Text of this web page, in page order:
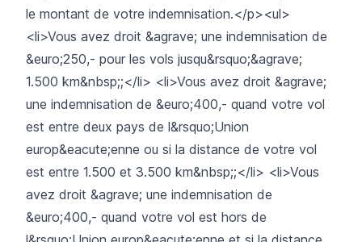
le montant de votre indemnisation.</p><ul>
<li>Vous avez droit &agrave; une indemnisation de
&euro;250,- pour les vols jusqu&rsquo;&agrave;
1.500 km&nbsp;;</li> <li>Vous avez droit &agrave;
une indemnisation de &euro;400,- quand votre vol
est entre deux pays de l&rsquo;Union
europ&eacute;enne ou si la distance de votre vol
est entre 1.500 et 3.500 km&nbsp;;</li> <li>Vous
avez droit &agrave; une indemnisation de
&euro;400,- quand votre vol est hors de